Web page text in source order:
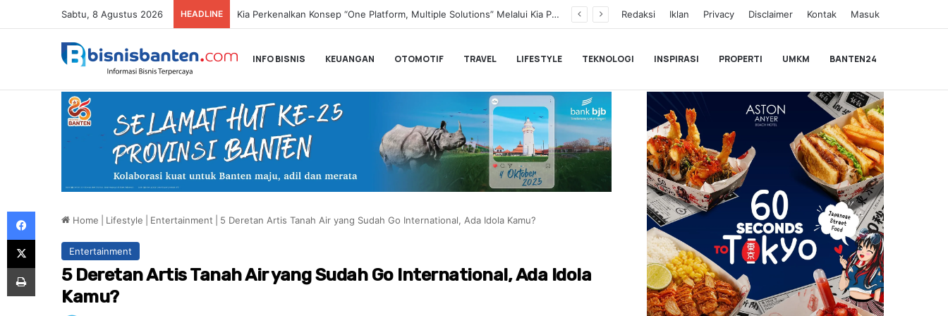
Sabtu, 8 Agustus 2026 HEADLINE Transformasi Digital Perkuat Layanan, Bank bjb Raih Lima Titanium Awards pada PRIMA Awards 2026 Redaksi Iklan Privacy Disclaimer Kontak Masuk
INFO BISNIS KEUANGAN OTOMOTIF TRAVEL LIFESTYLE TEKNOLOGI INSPIRASI PROPERTI UMKM BANTEN24
Home Lifestyle Entertainment 5 Deretan Artis Tanah Air yang Sudah Go International, Ada Idola Kamu?
Entertainment
5 Deretan Artis Tanah Air yang Sudah Go International, Ada Idola
Kamu?